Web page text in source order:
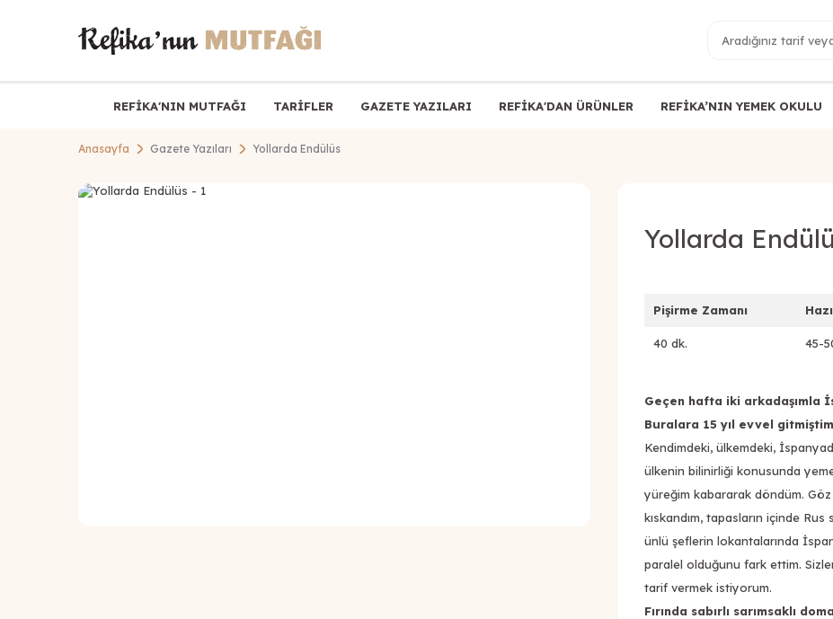
REFİKA'NIN MUTFAĞI TARİFLER GAZETE YAZILARI REFİKA'DAN ÜRÜNLER REFİKA’NIN YEMEK OKULU
Anasayfa Gazete Yazıları Yollarda Endülüs
Yollarda
Pişirme Zamanı
40 dk. 45-
Geçen hafta iki arkadaşımla
Buralara 15 yıl evvel
Kendimdeki, ülkemdeki,
ülkenin bilinirliği konusunda
yüreğim kabararak döndüm. Göz
kıskandım, tapasların içinde
ünlü şeflerin lokantalarında
paralel olduğunu fark ettim.
tarif vermek istiyorum.
Fırında sabırlı sarımsaklı